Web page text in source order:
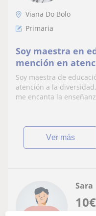
Viana Do Bolo
Primaria
Soy maestra en
mención en
adapto
niña para
Soy maestra de
atención a la
me encanta la
ver más
10€
Sara